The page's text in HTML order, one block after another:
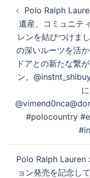
稿
ナ
ビ
ゲ
ー
ョ
Polo Ralph
遺産、コミュニテ
レンを結びつけま
の深いルーツを活
ドアとの新たな繋
ン。
#polocountry
Polo Ralph
ョン発売を記念し